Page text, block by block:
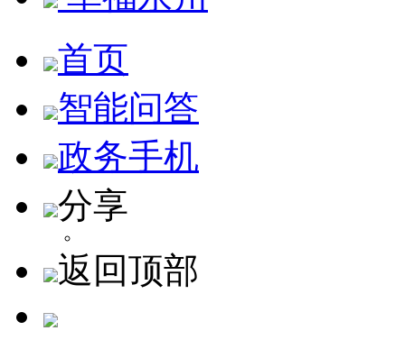
首页
智能问答
政务手机
分享
返回顶部